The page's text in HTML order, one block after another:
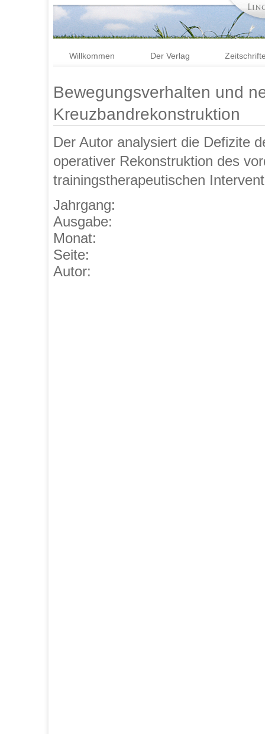
Willkommen Der Verlag
Bewegungsverhalten und
Kreuzbandrekonstruktion
Der Autor analysiert die Defizite
operativer Rekonstruktion des
trainingstherapeutischen
Jahrgang:
Ausgabe:
Monat:
Seite:
Autor: